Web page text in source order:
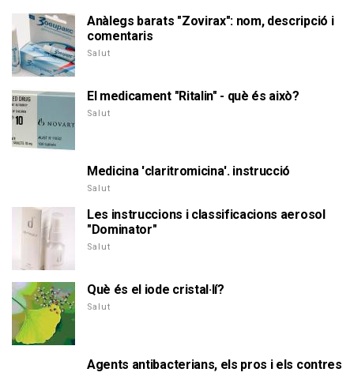
Anàlegs barats "Zovirax": nom, descripció i
comentaris
Salut
El medicament "Ritalin" - què és això?
Salut
Medicina 'claritromicina'. instrucció
Salut
Les instruccions i classificacions aerosol
"Dominator"
Salut
Què és el iode cristal·lí?
Salut
Agents antibacterians, els pros i els contres